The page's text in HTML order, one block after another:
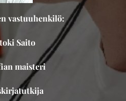
vastuuhenkilö:
Saito
maisteri